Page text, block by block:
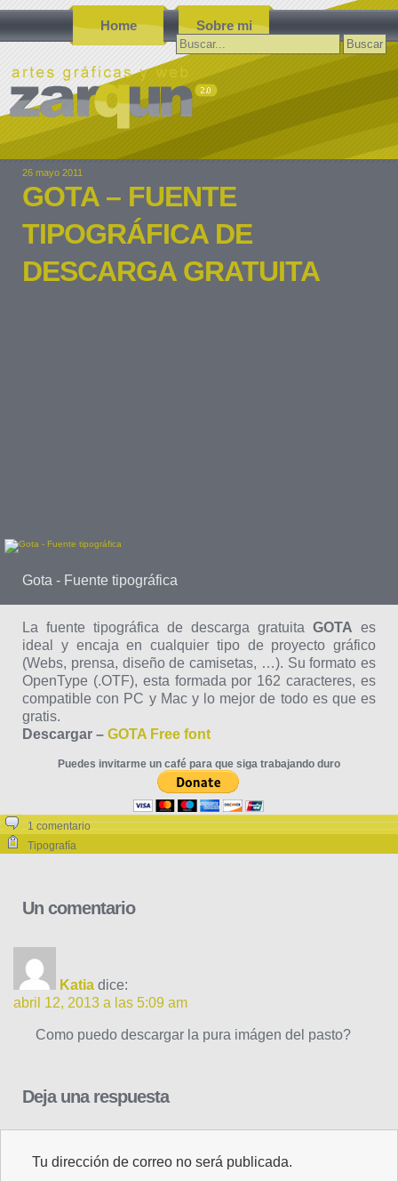
Home Sobre mi
Buscar:
26 mayo 2011
GOTA – FUENTE
TIPOGRÁFICA DE
DESCARGA GRATUITA
Gota - Fuente tipográfica
La fuente tipográfica de descarga gratuita GOTA es
ideal y encaja en cualquier tipo de proyecto gráfico
(Webs, prensa, diseño de camisetas, …). Su formato es
OpenType (.OTF), esta formada por 162 caracteres, es
compatible con PC y Mac y lo mejor de todo es que es
gratis.
Descargar – GOTA Free font
Puedes invitarme un café para que siga trabajando duro
1 comentario
Tipografía
Un comentario
Katia dice:
abril 12, 2013 a las 5:09 am
Como puedo descargar la pura imágen del pasto?
Deja una respuesta
Tu dirección de correo no será publicada.